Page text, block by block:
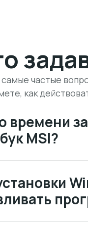
частые
как
времени
MSI?